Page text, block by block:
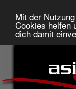
Mit der
Cookies helfen
dich damit